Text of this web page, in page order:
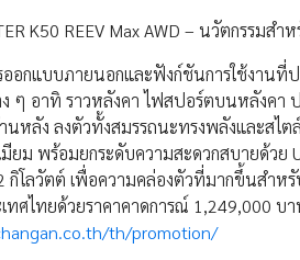
K50 REEV Max AWD – นวัตกรรมสำ
ออกแบบภายนอกและฟังก์ชันการใช้งาน
ๆ อาทิ ราวหลังคา ไฟสปอร์ตบนหลังคา
หลัง ลงตัวทั้งสมรรถนะทรงพลังและสไ
ยม พร้อมยกระดับความสะดวกสบายด้วย
กิโลวัตต์ เพื่อความคล่องตัวที่มากขึ้นสำหรั
ทศไทยด้วยราคาคาดการณ์ 1,249,000 บ
th/promotion/